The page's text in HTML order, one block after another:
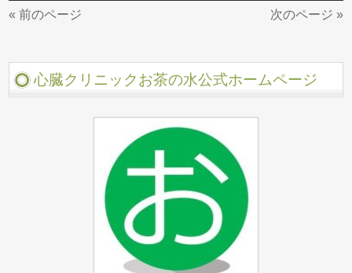
« 前のページ 次のページ »
心臓クリニックお茶の水公式ホームページ